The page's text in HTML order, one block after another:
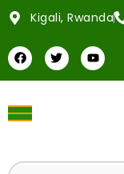
Kigali, Rwanda